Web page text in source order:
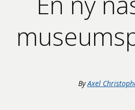
By Axel